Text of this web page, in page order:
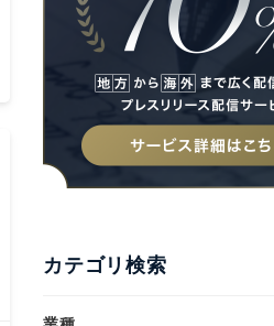
カテゴリ検索